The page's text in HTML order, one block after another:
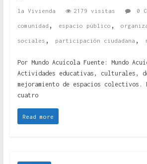
la Vivienda 2179 visitas 0
comunidad , espacio público ,
sociales , participación ciudadana ,
Por Mundo Acuícola Fuente: Mundo
Actividades educativas, culturales,
mejoramiento de espacios colectivos.
cuatro
Read more